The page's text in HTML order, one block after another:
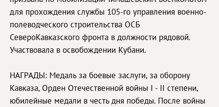
для прохождения службы 105-го управления военно-
полеводческого строительства ОСБ
СевероКавказского фронта в должности рядовой.
Участвовала в освобождении Кубани.
НАГРАДЫ: Медаль за боевые заслуги, за оборону
Кавказа, Орден Отечественной войны I - II степени,
юбилейные медали в честь дня победы. После войны